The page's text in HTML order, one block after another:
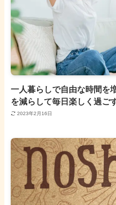
一人暮らしで自由な時間を
を減らして毎日楽しく過ご
2023年2月16日